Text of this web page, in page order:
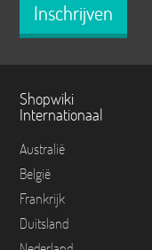
Inschrijven
Shopwiki
Internationaal
Australië
België
Frankrijk
Duitsland